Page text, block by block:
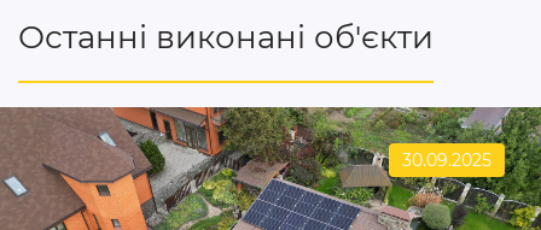
Останні виконані об'єкти
30.09.2025